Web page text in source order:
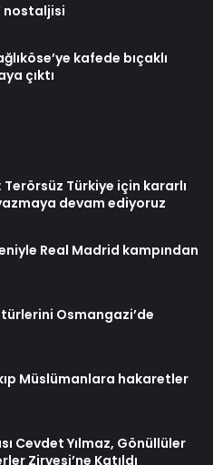
nostaljisi
kafede bıçaklı
çıktı
Türkiye için kararlı
devam ediyoruz
Real Madrid kampından
Osmangazi’de
Müslümanlara hakaretler
Cevdet Yılmaz, Gönüllüler
Zirvesi’ne Katıldı